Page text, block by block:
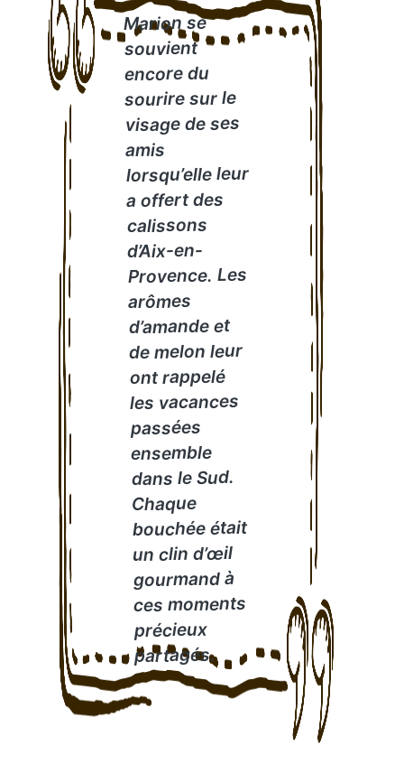
Marion se
souvient
encore du
sourire sur le
visage de ses
amis
lorsqu’elle leur
a offert des
calissons
d’Aix-en-
Provence. Les
arômes
d’amande et
de melon leur
ont rappelé
les vacances
passées
ensemble
dans le Sud.
Chaque
bouchée était
un clin d’œil
gourmand à
ces moments
précieux
partagés.